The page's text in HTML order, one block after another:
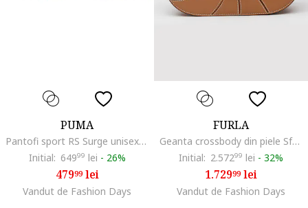
PUMA
Pantofi sport RS Surge unisex cu detalii contrastante, Galben/Caramiziu
Initial: 64999 lei - 26%
47999lei
Vandut de Fashion Days
FURLA
Geanta crossbody din piele Sfera S, Maro scortisoara
Initial: 2.57299 lei - 32%
1.72999lei
Vandut de Fashion Days